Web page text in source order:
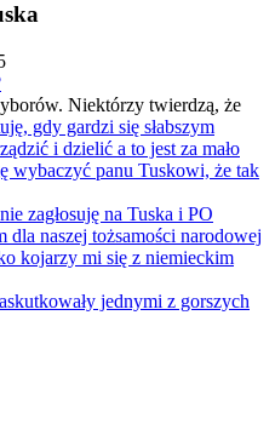
Niektórzy twierdzą, że
gdy gardzi się słabszym
i dzielić a to jest za mało
wybaczyć panu Tuskowi, że tak
zagłosuję na Tuska i PO
dla naszej tożsamości narodowej
kojarzy mi się z niemieckim
jednymi z gorszych